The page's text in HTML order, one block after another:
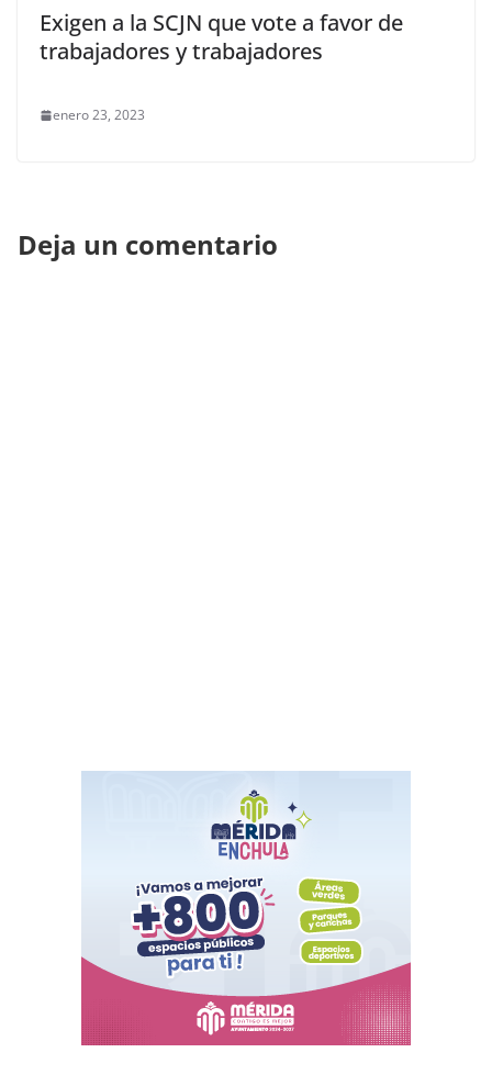
Exigen a la SCJN que vote a favor de
trabajadores y trabajadores
enero 23, 2023
Deja un comentario